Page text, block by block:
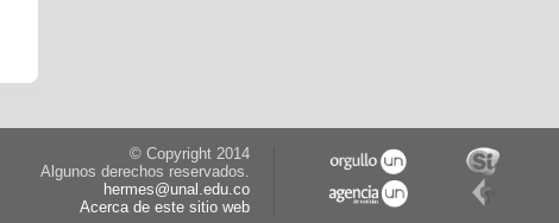
© Copyright 2014
Algunos derechos reservados.
hermes@unal.edu.co
Acerca de este sitio web